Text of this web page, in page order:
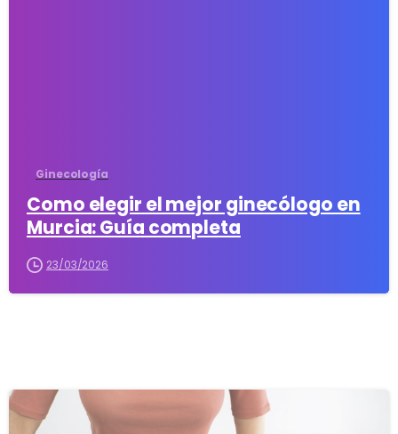
Ginecología
Como elegir el mejor ginecólogo en
Murcia: Guía completa
23/03/2026